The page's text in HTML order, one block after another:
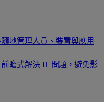
隨地管理人員、裝置與應用
前瞻式解決 IT 問題，避免影